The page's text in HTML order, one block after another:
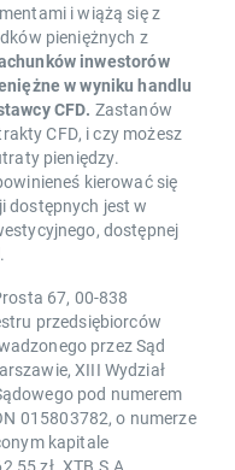
i wiążą się z
pieniężnych z
inwestorów
w wyniku handlu
CFD. Zastanów
CFD, i czy możesz
pieniędzy.
kierować się
dostępnych jest w
dostępnej
67, 00-838
przedsiębiorców
przez Sąd
XIII Wydział
pod numerem
015803782, o numerze
kapitale